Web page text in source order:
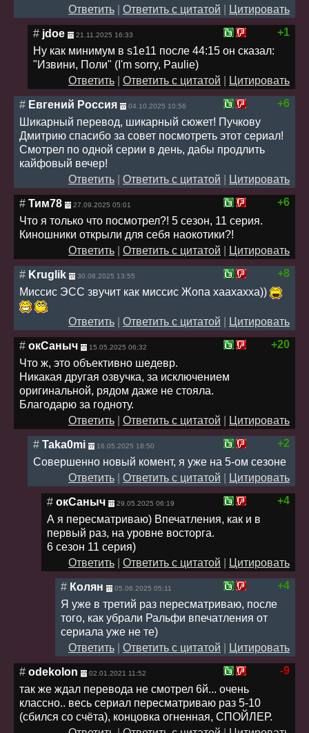
Ответить
Ответить с цитатой
Цитировать
+1
# jdoe 21.11.2025 16:33
Ну как минимум в s1e11 после 44:15 он сказал:
"Извини, Поли" (I'm sorry, Paulie)
Ответить
Ответить с цитатой
Цитировать
+6
# Евгений Россия 04.10.2025 10:56
Шикарный перевод, шикарный сюжет! Пучкову
Дмитрию спасибо за совет посмотреть этот сериал!
Смотрел по одной серии в день, дабы продлить
кайфовый вечер!
Ответить
Ответить с цитатой
Цитировать
+6
# Тим78 27.09.2025 05:01
Что я только что посмотрел?! 5 сезон, 11 серия.
Киношники открыли для себя наокотики?!
Ответить
Ответить с цитатой
Цитировать
+8
# Kruglik 30.08.2025 13:55
Миссис ЭСС звучит как миссис Жопа хаахахха))
Ответить Ответить с цитатой
Цитировать
+20
# окСаныч 15.05.2025 06:32
Что ж, это объективно шедевр.
Никакая другая озвучка, за исключением
оригинальной, рядом даже не стояла.
Благодарю за годноту.
Ответить
Ответить с цитатой
Цитировать
+2
# Taka0mi 16.05.2025 18:50
Совершенно новый комент, я уже на 5-ом сезоне
Ответить
Ответить с цитатой
Цитировать
+4
# окСаныч 29.05.2025 06:19
А я пересматриваю) Впечатления, как и в
первый раз, на уровне восторга.
6 сезон 11 серия)
Ответить
Ответить с цитатой
Цитировать
+4
# Колян 05.06.2025 05:11
Я уже в третий раз пересматриваю, после
того, как убрали Ральфи впечатления от
сериала уже не те)
Ответить
Ответить с цитатой
Цитировать
-9
# odekolon 02.01.2021 11:52
так же ждал перевода не смотрел 6й... очень
классно.. весь сериал пересматриваю раз 5-10
(сбился со счёта), концовка огненная, СПОЙЛЕР.